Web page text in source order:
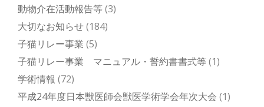
動物介在活動報告等(3)
大切なお知らせ(184)
子猫リレー事業 (5)
子猫リレー事業 マニュアル・誓約書書式等(1)
学術情報 (72)
平成24年度日本獣医師会獣医学術学会年次大会 (1)